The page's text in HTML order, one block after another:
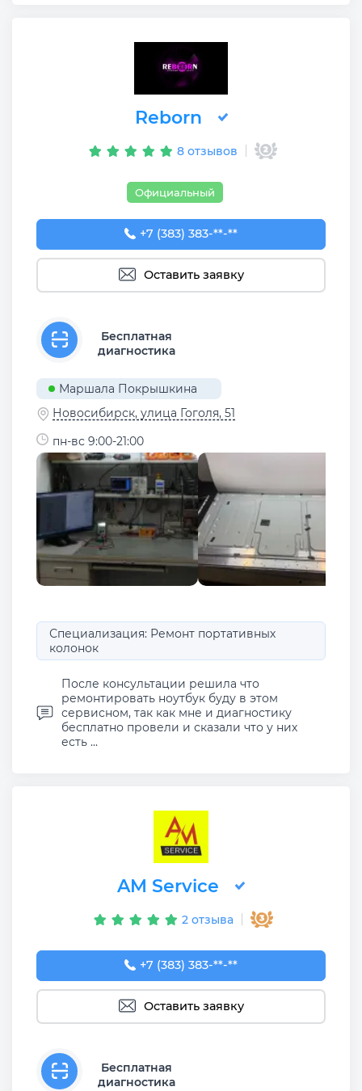
Reborn
8 отзывов
Официальный
+7 (383) 383-29-30
+7 (383) 383-**-**
Оставить заявку
Бесплатная
диагностика
Маршала Покрышкина
Новосибирск, улица Гоголя, 51
пн-вс 9:00-21:00
Специализация: Ремонт портативных
колонок
После консультации решила что
ремонтировать ноутбук буду в этом
сервисном, так как мне и диагностику
бесплатно провели и сказали что у них
есть ...
AM Service
2 отзыва
+7 (383) 383-65-03
+7 (383) 383-**-**
Оставить заявку
Бесплатная
диагностика